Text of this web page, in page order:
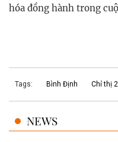
hóa đồng hành trong
Tags: Bình Định Chỉ thị
NEWS